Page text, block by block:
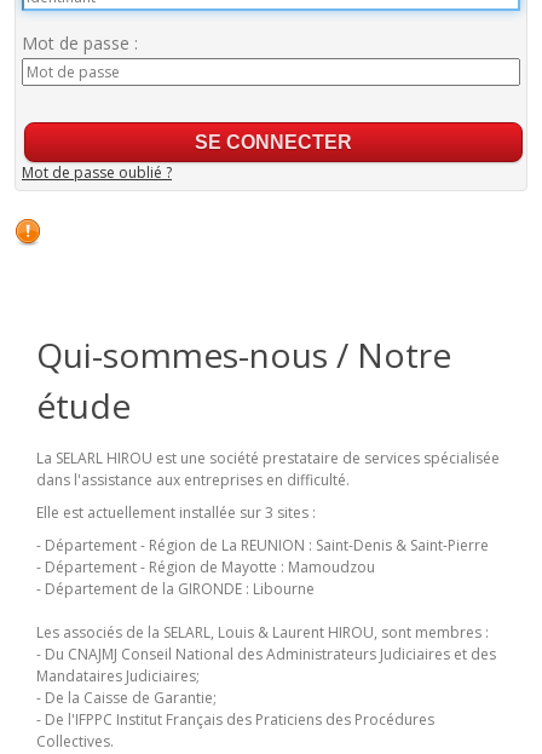
Mot de passe :
Mot de passe oublié ?
Qui-sommes-nous / Notre
étude
La SELARL HIROU est une société prestataire de services spécialisée
dans l'assistance aux entreprises en difficulté.
Elle est actuellement installée sur 3 sites :
- Département - Région de La REUNION : Saint-Denis & Saint-Pierre
- Département - Région de Mayotte : Mamoudzou
- Département de la GIRONDE : Libourne
Les associés de la SELARL, Louis & Laurent HIROU, sont membres :
- Du CNAJMJ Conseil National des Administrateurs Judiciaires et des
Mandataires Judiciaires;
- De la Caisse de Garantie;
- De l'IFPPC Institut Français des Praticiens des Procédures
Collectives.